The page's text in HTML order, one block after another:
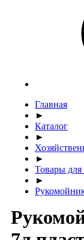
Главная
►
Каталог
►
►
Товары для
►